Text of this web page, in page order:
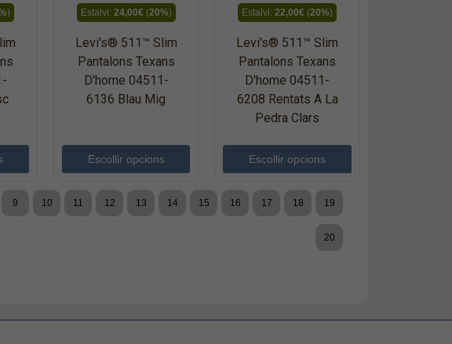
) Estalvi: 24,00€(20%)
Levi's® 511™ Slim
Pantalons Texans
D'home 04511-
6136 Blau Mig
Escollir opcions
Estalvi:22,00€ (20%)
Levi's® 511™ Slim
Pantalons Texans
D'home 04511-
6208 Rentats A La
Pedra Clars
Escollir opcions
9 10 11 12 13 14 15 16 17 18 19
20